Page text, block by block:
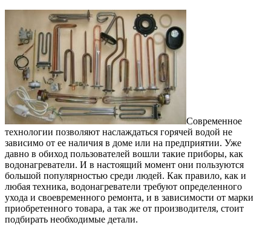
Современное
технологии позволяют наслаждаться горячей водой не
зависимо от ее наличия в доме или на предприятии. Уже
давно в обиход пользователей вошли такие приборы, как
водонагреватели. И в настоящий момент они пользуются
большой популярностью среди людей. Как правило, как и
любая техника, водонагреватели требуют определенного
ухода и своевременного ремонта, и в зависимости от марки
приобретенного товара, а так же от производителя, стоит
подбирать необходимые детали.